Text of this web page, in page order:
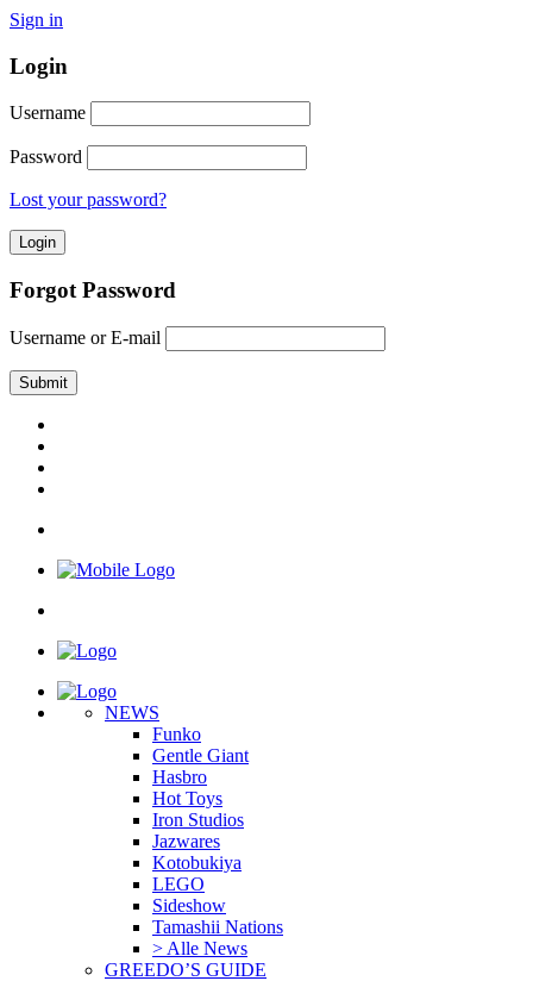
Sign in
Login
Username
Password
Lost your password?
Forgot Password
Username or E-mail
NEWS
Funko
Gentle Giant
Hasbro
Hot Toys
Iron Studios
Jazwares
Kotobukiya
LEGO
Sideshow
Tamashii Nations
> Alle News
GREEDO’S GUIDE